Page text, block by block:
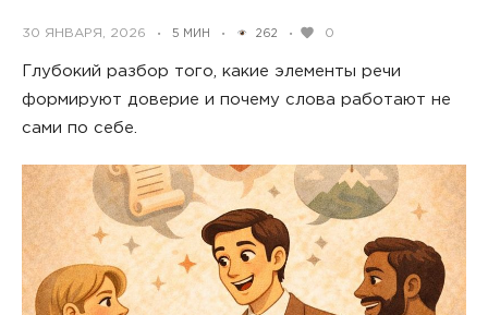
POSTED
30 ЯНВАРЯ, 2026 • 5 МИН • 262 • 0
Глубокий разбор того, какие элементы речи
формируют доверие и почему слова работают не
сами по себе.